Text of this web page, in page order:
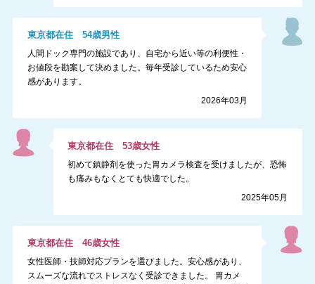
東京都在住 54歳男性
人間ドック専門の施設であり、自宅から近い等の利便性・
お値段を勘案して決めました。毎年受診しているため安心
感があります。
2026年03月
東京都在住53歳女性
初めて鎮静剤を使った胃カメラ検査を受けましたが、恐怖
も痛みもなくとても快適でした。
2025年05月
東京都在住 46歳女性
女性医師・技師対応プランを選びました。安心感があり、
スムーズな流れでストレスなく受診できました。 胃カメ